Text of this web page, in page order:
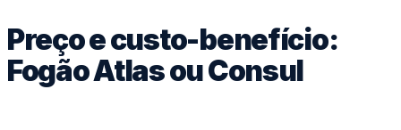
Preço e custo-benefício:
Fogão Atlas ou Consul